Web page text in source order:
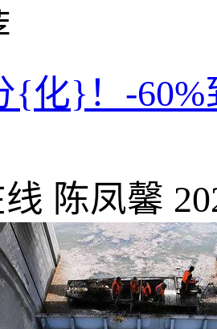
{化}！-60%
陈凤馨